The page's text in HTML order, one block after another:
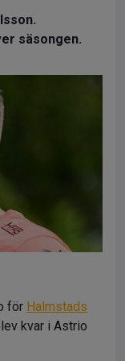
säsongen.
för Halmstads
kvar i Astrio